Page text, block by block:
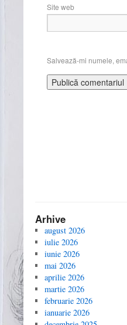
Site web
Salvează-mi numele,
Arhive
august 2026
iulie 2026
iunie 2026
mai 2026
aprilie 2026
martie 2026
februarie 2026
ianuarie 2026